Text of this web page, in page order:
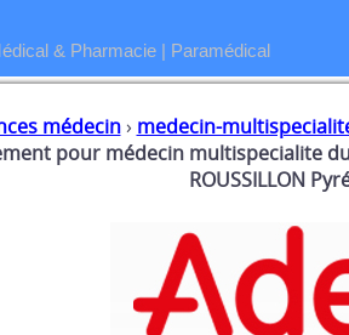
& Pharmacie | Paramédical
médecin › medecin-
pour médecin multispecialite
ROUSSILLON